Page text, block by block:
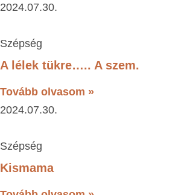
2024.07.30.
Szépség
A lélek tükre….. A szem.
Tovább olvasom »
2024.07.30.
Szépség
Kismama